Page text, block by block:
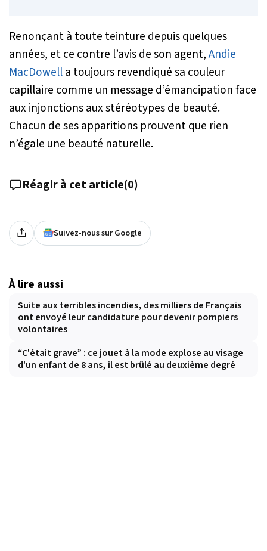
Renonçant à toute teinture depuis quelques
années, et ce contre l’avis de son agent,Andie
MacDowella toujours revendiqué sa couleur
capillaire comme un message d’émancipation face
aux injonctions aux stéréotypes de beauté.
Chacun de ses apparitions prouvent que rien
n’égale une beauté naturelle.
Réagir à cet article(0)
Suivez-nous sur Google
À lire aussi
Suite aux terribles incendies, des milliers de Français
ont envoyé leur candidature pour devenir pompiers
volontaires
“C'était grave” : ce jouet à la mode explose au visage
d'un enfant de 8 ans, il est brûlé au deuxième degré